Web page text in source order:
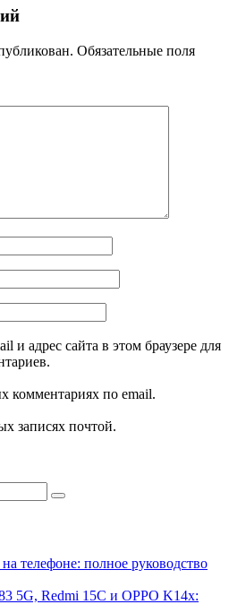
Обязательные поля
и адрес сайта в этом браузере для
комментариях по email.
записях почтой.
телефоне: полное руководство
5G, Redmi 15C и OPPO K14x: